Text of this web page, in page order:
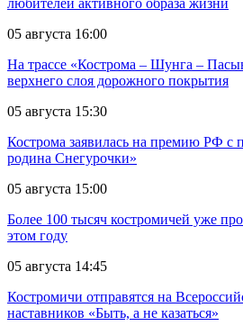
любителей активного образа жизни
05 августа 16:00
На трассе «Кострома – Шунга –
верхнего слоя дорожного покрытия
05 августа 15:30
Кострома заявилась на премию РФ с
родина Снегурочки»
05 августа 15:00
Более 100 тысяч костромичей уже
этом году
05 августа 14:45
Костромичи отправятся на
наставников «Быть, а не казаться»